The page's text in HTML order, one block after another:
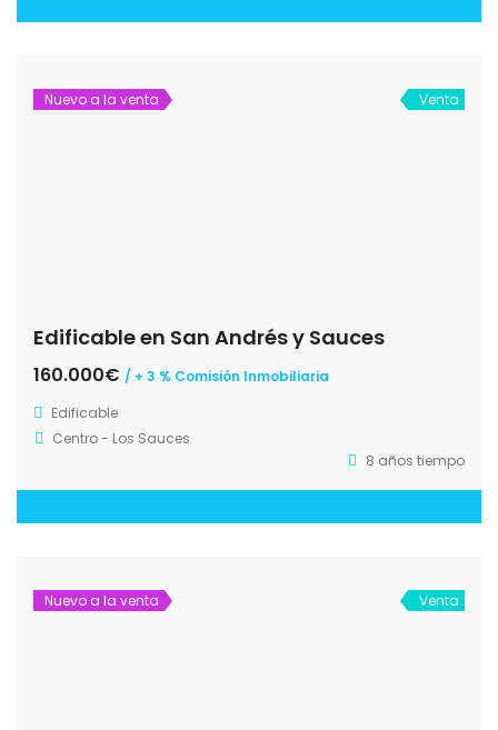
Nuevo a la venta Venta
Edificable en San Andrés y Sauces
160.000€ / + 3 % Comisión Inmobiliaria
Edificable
Centro - Los Sauces
8 años tiempo
Nuevo a la venta Venta